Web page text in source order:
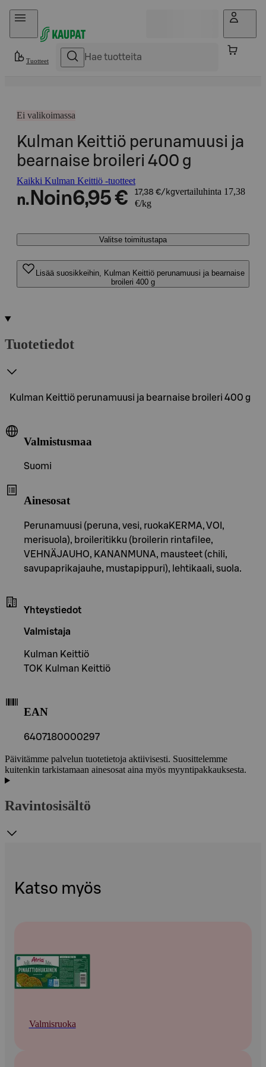
Hyppää sisältöön
Tuotteet
Ei valikoimassa
Kulman Keittiö perunamuusi ja
bearnaise broileri 400 g
Kaikki Kulman Keittiö -tuotteet
n. Noin6,95 € 17,38 €/kgvertailuhinta 17,38
€/kg
Valitse toimitustapa
Lisää suosikkeihin, Kulman Keittiö perunamuusi ja bearnaise
broileri 400 g
Tuotetiedot
Kulman Keittiö perunamuusi ja bearnaise broileri 400 g
Valmistusmaa
Suomi
Ainesosat
Perunamuusi (peruna, vesi, ruokaKERMA, VOI,
merisuola), broileritikku (broilerin rintafilee,
VEHNÄJAUHO, KANANMUNA, mausteet (chili,
savupaprikajauhe, mustapippuri), lehtikaali, suola.
Yhteystiedot
Valmistaja
Kulman Keittiö
TOK Kulman Keittiö
EAN
6407180000297
Päivitämme palvelun tuotetietoja aktiivisesti. Suosittelemme
kuitenkin tarkistamaan ainesosat aina myös myyntipakkauksesta.
Ravintosisältö
Katso myös
Valmisruoka